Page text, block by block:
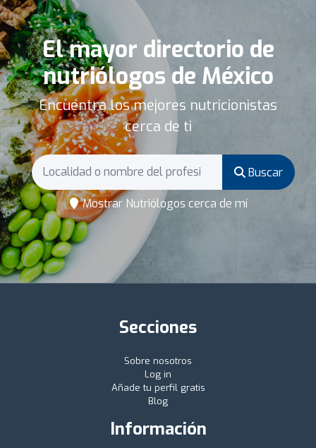
El mayor directorio de
nutriólogos de México
Encuentra los mejores nutricionistas
cerca de ti
Buscar
Mostrar Nutriólogos cerca de mí
Secciones
Sobre nosotros
Log in
Añade tu perfil gratis
Blog
Información